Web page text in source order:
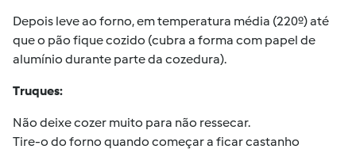
Depois leve ao forno, em temperatura média (220º) até
que o pão fique cozido (cubra a forma com papel de
alumínio durante parte da cozedura).
Truques:
Não deixe cozer muito para não ressecar.
Tire-o do forno quando começar a ficar castanho